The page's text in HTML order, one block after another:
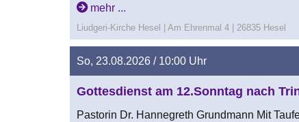
mehr ...
Liudgeri-Kirche Hesel | Am Ehrenmal 4 | 26835 Hesel
So, 23.08.2026 / 10:00 Uhr
Gottesdienst am 12.Sonntag nach
Pastorin Dr. Hannegreth Grundmann Mit